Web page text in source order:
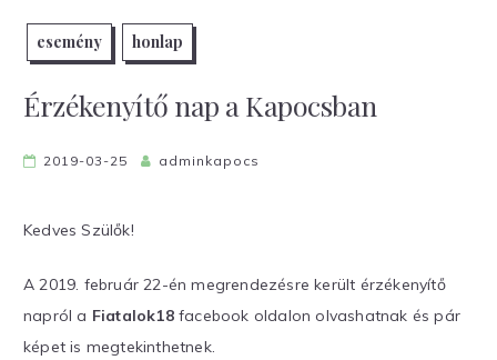
esemény honlap
Érzékenyítő nap a Kapocsban
2019-03-25 adminkapocs
Kedves Szülők!
A 2019. február 22-én megrendezésre került érzékenyítő
napról a Fiatalok18facebook oldalon olvashatnak és pár
képet is megtekinthetnek.